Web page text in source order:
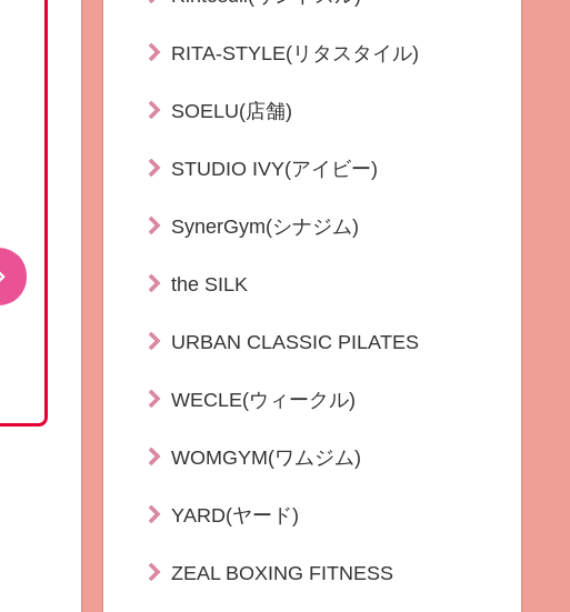
RITA-STYLE(リタスタイル)
SOELU(店舗)
STUDIO IVY(アイビー)
SynerGym(シナジム)
the SILK
URBAN CLASSIC PILATES
WECLE(ウィークル)
WOMGYM(ワムジム)
YARD(ヤード)
ZEAL BOXING FITNESS